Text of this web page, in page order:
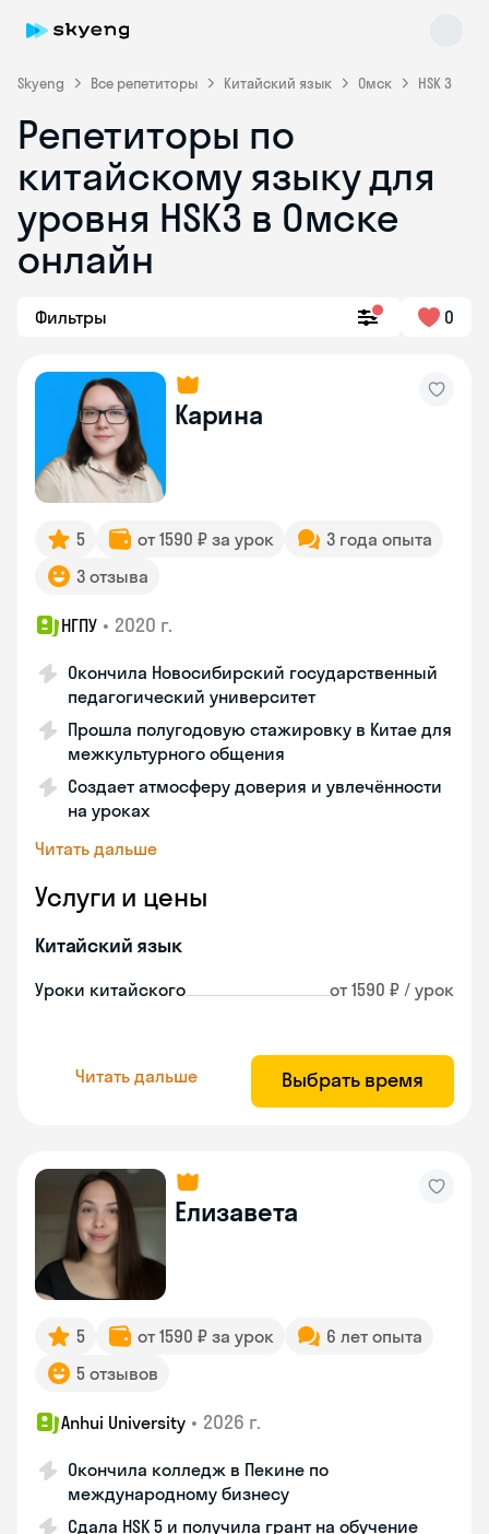
Skyeng Все репетиторы Китайский язык Омск HSK 3
Репетиторы по
китайскому языку для
уровня HSK3 в Омске
онлайн
Фильтры 0
Карина
5 от 1590 ₽ за урок
3 года опыта
3 отзыва
НГПУ • 2020 г.
Окончила Новосибирский государственный
педагогический университет
Прошла полугодовую стажировку в Китае для
межкультурного общения
Создает атмосферу доверия и увлечённости
на уроках
Читать дальше
Услуги и цены
Китайский язык
Уроки китайского от 1590 ₽ / урок
Читать дальше Выбрать время
Елизавета
5 от 1590 ₽ за урок
6 лет опыта
5 отзывов
Anhui University • 2026 г.
Окончила колледж в Пекине по
международному бизнесу
Сдала HSK 5 и получила грант на обучение